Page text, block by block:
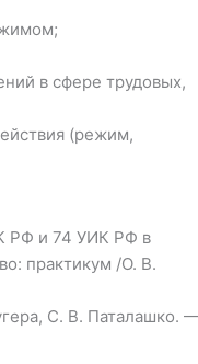
в сфере трудовых,
(режим,
РФ и 74 УИК РФ в
практикум /О. В.
С. В. Паталашко.